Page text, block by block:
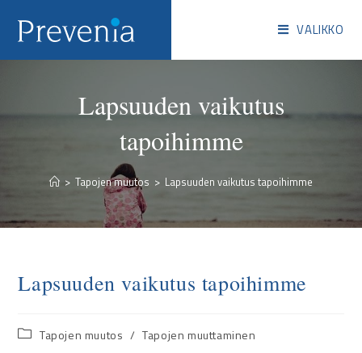
VALIKKO
Lapsuuden vaikutus
tapoihimme
> Tapojen muutos > Lapsuuden vaikutus tapoihimme
Lapsuuden vaikutus tapoihimme
Tapojen muutos / Tapojen muuttaminen